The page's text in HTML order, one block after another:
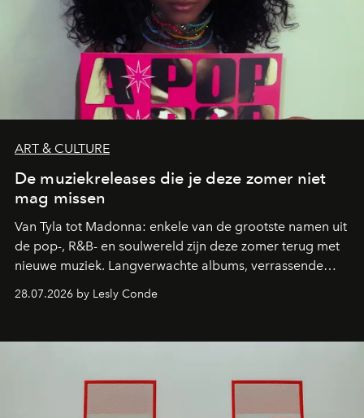
ART & CULTURE
De muziekreleases die je deze zomer niet
mag missen
Van Tyla tot Madonna: enkele van de grootste namen uit
de pop-, R&B- en soulwereld zijn deze zomer terug met
nieuwe muziek. Langverwachte albums, verrassende
comebacks en veelbelovende nieuwe projecten: dit zijn
de releases die je niet mag missen.
28.07.2026 by Lesly Conde